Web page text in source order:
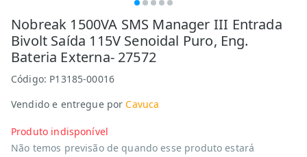
Nobreak 1500VA SMS Manager III Entrada
Bivolt Saída 115V Senoidal Puro, Eng.
Bateria Externa- 27572
Código: P13185-00016
Vendido e entregue por Cavuca
Produto indisponível
Não temos previsão de quando esse produto estará